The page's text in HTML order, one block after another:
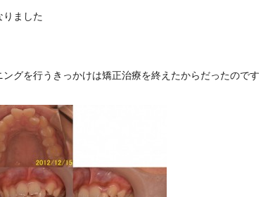
りました
グを行うきっかけは矯正治療を終えたからだったのです